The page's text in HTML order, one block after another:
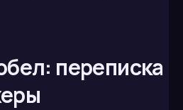
переписка